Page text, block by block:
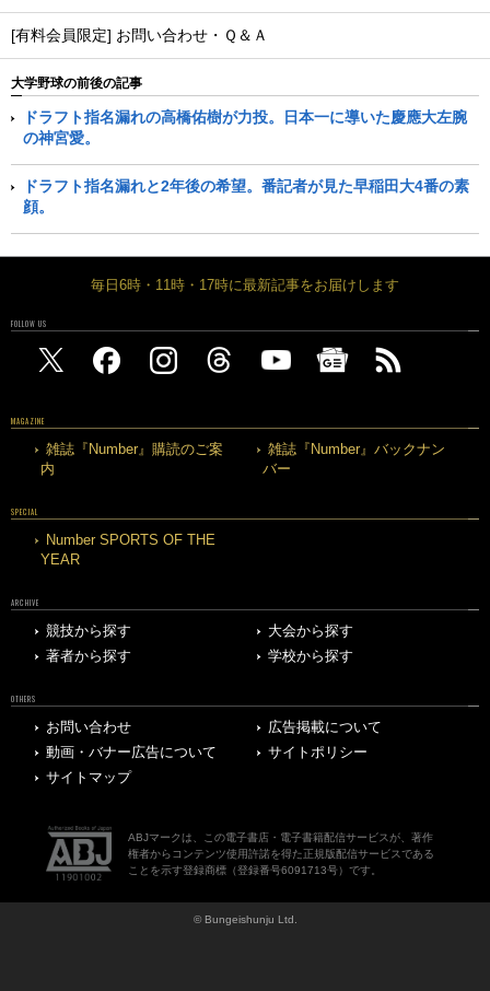
[有料会員限定] お問い合わせ・Ｑ＆Ａ
大学野球の前後の記事
ドラフト指名漏れの高橋佑樹が力投。日本一に導いた慶應大左腕
の神宮愛。
ドラフト指名漏れと2年後の希望。番記者が見た早稲田大4番の素
顔。
毎日6時・11時・17時に最新記事をお届けします
FOLLOW US
MAGAZINE
雑誌『Number』購読のご案
内
雑誌『Number』バックナン
バー
SPECIAL
Number SPORTS OF THE
YEAR
ARCHIVE
競技から探す
大会から探す
著者から探す
学校から探す
OTHERS
お問い合わせ
広告掲載について
動画・バナー広告について
サイトポリシー
サイトマップ
ABJマークは、この電子書店・電子書籍配信サービスが、著作
権者からコンテンツ使用許諾を得た正規版配信サービスである
ことを示す登録商標（登録番号6091713号）です。
© Bungeishunju Ltd.